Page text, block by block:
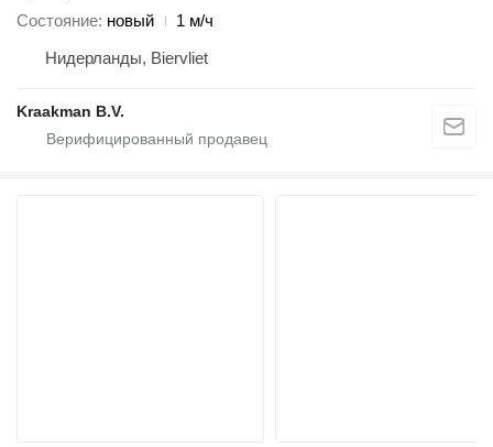
Состояние новый
1 м/ч
Нидерланды, Biervliet
Kraakman B.V.